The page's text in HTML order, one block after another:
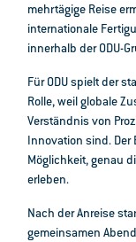
mehrtägige Reise
internationale
innerhalb der ODU-
Für ODU spielt der
Rolle, weil globale
Verständnis von
Innovation sind.
Möglichkeit, genau
erleben.
Nach der Anreise
gemeinsamen